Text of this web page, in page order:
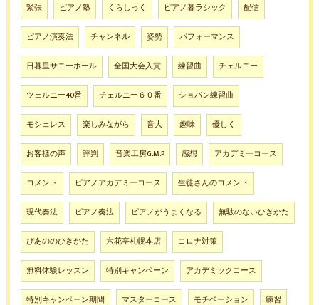
緊張 ピアノ塾 くらしっく ピアノ暮ラシック 配信
ピアノ演奏法 チャンネル 姿勢 パフォーマンス
日暮里サニーホール 全国大会入賞 練習曲 チェルニー
ツェルニー40番 チェルニー６０番 ショパン練習曲
モシェレス 楽しみながら 音大 趣味 優しく
お客様の声 評判 音楽工房G.M.P 感想 アカデミーコース
コメント ピアノアカデミーコース 生徒さんのコメント
現代奏法 ピアノ奏法 ピアノがうまくなる 無駄のないひきかた
ぴあののひきかた 六花亭札幌本店 コロナ対策
無料体験レッスン 特別キャンペーン アカデミックコース
特別キャンペーン期間 マスターコース モチベーション 練習